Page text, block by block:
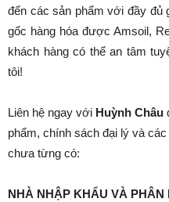
đến các sản phẩm với đầy đủ
gốc hàng hóa được Amsoil,
khách hàng có thể an tâm
tôi!
Liên hệ ngay với Huỳnh Châu
phẩm, chính sách đại lý và
chưa từng có:
NHÀ NHẬP KHẨU VÀ PHÂN